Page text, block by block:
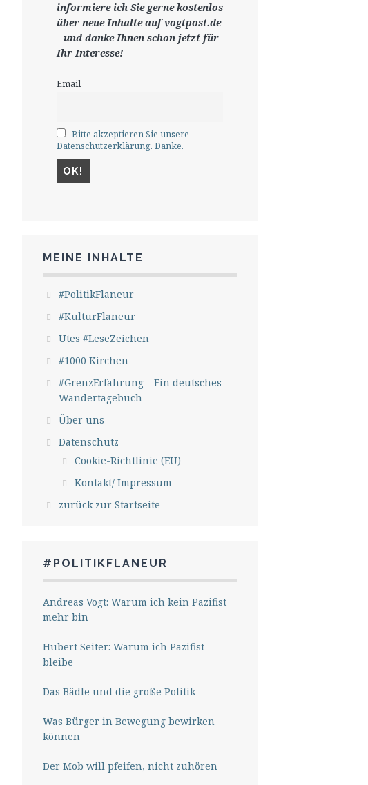
informiere ich Sie gernekostenlos
über neue Inhalte auf vogtpost.de
- und danke Ihnen schon jetzt für
Ihr Interesse!
Email
Bitte akzeptieren Sie unsere
Datenschutzerklärung. Danke.
MEINE INHALTE
#PolitikFlaneur
#KulturFlaneur
Utes #LeseZeichen
#1000 Kirchen
#GrenzErfahrung – Ein deutsches
Wandertagebuch
Über uns
Datenschutz
Cookie-Richtlinie (EU)
Kontakt/ Impressum
zurück zur Startseite
#POLITIKFLANEUR
Andreas Vogt: Warum ich kein Pazifist
mehr bin
Hubert Seiter: Warum ich Pazifist
bleibe
Das Bädle und die große Politik
Was Bürger in Bewegung bewirken
können
Der Mob will pfeifen, nicht zuhören